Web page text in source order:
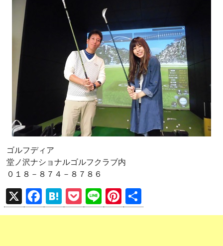
ゴルフディア
堂ノ沢ナショナルゴルフクラブ内
０１８－８７４－８７８６
X
F
a
H
at
P
o
Li
n
Pi
nt 有